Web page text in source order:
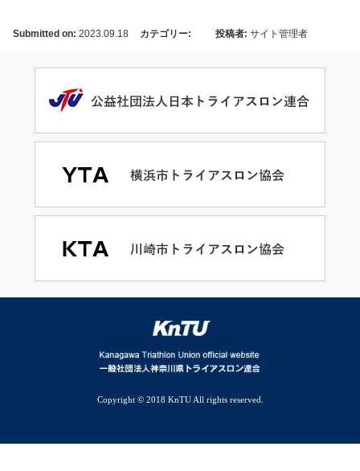
Submitted on: 2023.09.18 カテゴリー: 投稿者: サイト管理者
Copyright © 2018 KnTU All rights reserved.